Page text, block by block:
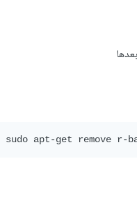
sudo apt-get remove r-